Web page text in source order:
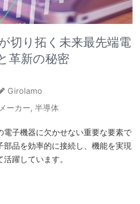
切り拓く未来最先端電
革新の秘密
Girolamo
メーカー, 半導体
電子機器に欠かせない重要な要素で
部品を効率的に接続し、機能を実現
躍しています。